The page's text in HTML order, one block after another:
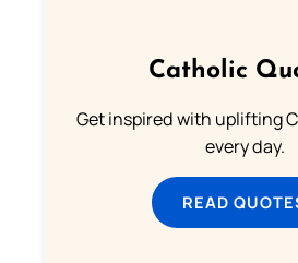
Catholic
Get inspired with uplifting
every day.
READ